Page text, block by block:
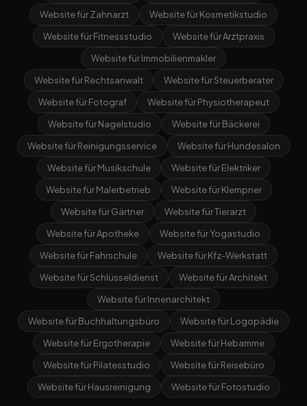
Website für Zahnarzt
Website für Kosmetikstudio
Website für Fitnessstudio
Website für Arztpraxis
Website für Immobilienmakler
Website für Rechtsanwalt
Website für Steuerberater
Website für Fotograf
Website für Physiotherapeut
Website für Nagelstudio
Website für Bäckerei
Website für Reinigungsservice
Website für Hundesalon
Website für Musikschule
Website für Elektriker
Website für Malerbetrieb
Website für Klempner
Website für Gärtner
Website für Tierarzt
Website für Apotheke
Website für Yogastudio
Website für Fahrschule
Website für Kfz-Werkstatt
Website für Schlüsseldienst
Website für Architekt
Website für Innenarchitekt
Website für Buchhaltungsbüro
Website für Logopädie
Website für Ergotherapie
Website für Hebamme
Website für Pilatesstudio
Website für Reisebüro
Website für Hausreinigung
Website für Fotostudio